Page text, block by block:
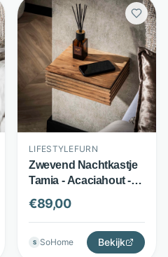
LIFESTYLEFURN
Zwevend Nachtkastje
Tamia - Acaciahout -
Met lade, set van 2 -
Naturel - LifestyleFurn
€89,00
S SoHome Bekijk